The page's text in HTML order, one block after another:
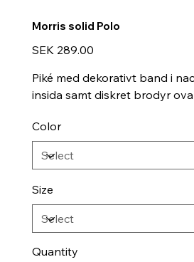
Morris solid Polo
Price
SEK 289.00
Piké med dekorativt band i
insida samt diskret brodyr
Color
Size
Quantity